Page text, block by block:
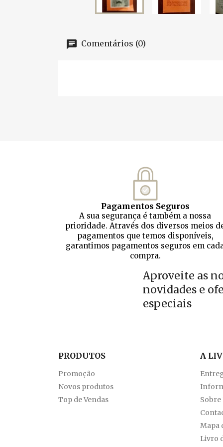
Comentários (0)
Pagamentos Seguros
A sua segurança é também a nossa
prioridade. Através dos diversos meios
pagamentos que temos disponíveis,
garantimos pagamentos seguros em
compra.
Aproveite as
novidades e
especiais
PRODUTOS
Promoção
Novos produtos
Top de Vendas
A
Sobre
Mapa
Livro